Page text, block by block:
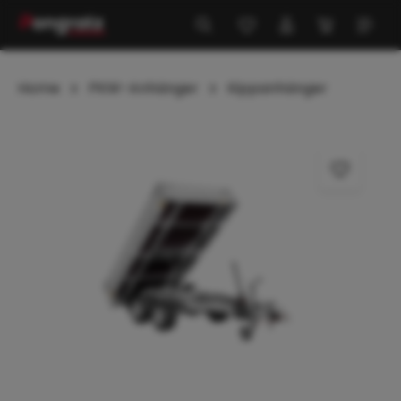
springen
Home PKW-Anhänger Kippanhänger